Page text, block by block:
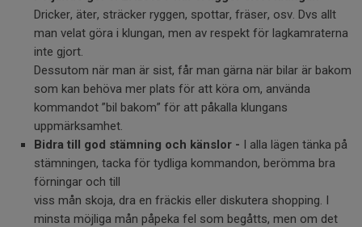
Dricker, äter, sträcker ryggen, spottar, fräser, osv. Dvs allt
man velat göra i klungan, men av respekt för lagkamraterna
inte gjort.
Dessutom när man är sist, får man gärna när bilar är bakom
som kan behöva mer plats för att köra om, använda
kommandot ”bil bakom” för att påkalla klungans
uppmärksamhet.
Bidra till god stämning och känslor - I alla lägen tänka på
stämningen, tacka för tydliga kommandon, berömma bra
förningar och till
viss mån skoja, dra en fräckis eller diskutera shopping. I
minsta möjliga mån påpeka fel som begåtts, men om det